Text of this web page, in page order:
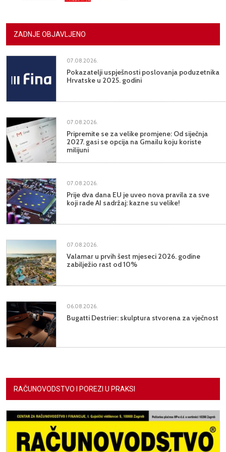
ZADNJE OBJAVLJENO
07.08.2026.
Pokazatelji uspješnosti poslovanja poduzetnika
Hrvatske u 2025. godini
07.08.2026.
Pripremite se za velike promjene: Od siječnja
2027. gasi se opcija na Gmailu koju koriste
milijuni
07.08.2026.
Prije dva dana EU je uveo nova pravila za sve
koji rade AI sadržaj: kazne su velike!
07.08.2026.
Valamar u prvih šest mjeseci 2026. godine
zabilježio rast od 10%
06.08.2026.
Bugatti Destrier: skulptura stvorena za vječnost
RAČUNOVODSTVO I POREZI U PRAKSI